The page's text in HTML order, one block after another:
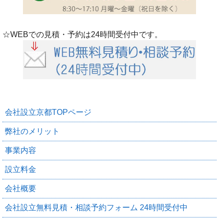
☆WEBでの見積・予約は24時間受付中です。
会社設立京都TOPページ
弊社のメリット
事業内容
設立料金
会社概要
会社設立無料見積・相談予約フォーム 24時間受付中